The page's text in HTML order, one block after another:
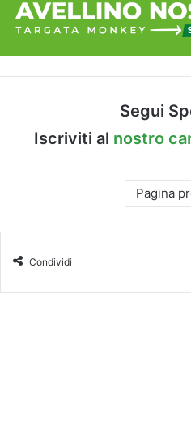
Segui
Iscriviti al nostro
Pagina
Condividi